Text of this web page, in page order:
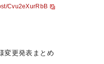
Cvu2eXurRbB
変更発表まとめ